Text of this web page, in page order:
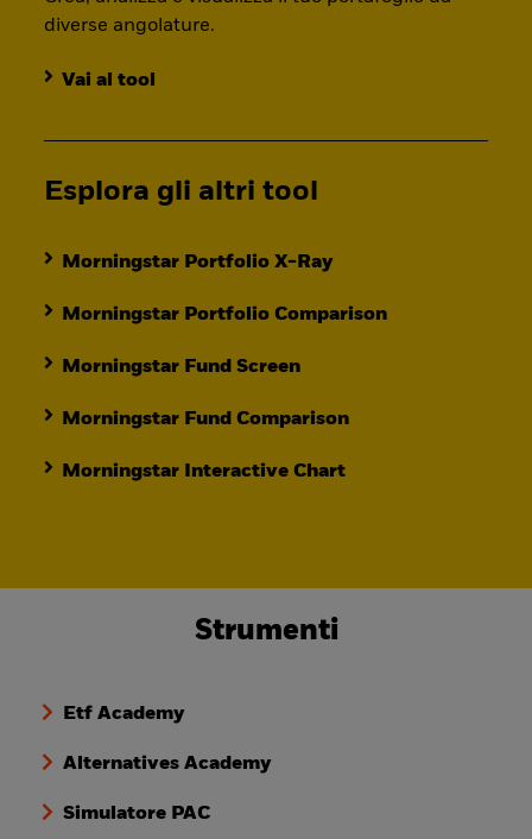
diverse angolature.
Vai al tool
Esplora gli altri tool
Morningstar Portfolio X-Ray
Morningstar Portfolio Comparison
Morningstar Fund Screen
Morningstar Fund Comparison
Morningstar Interactive Chart
Strumenti
Etf Academy
Alternatives Academy
Simulatore PAC